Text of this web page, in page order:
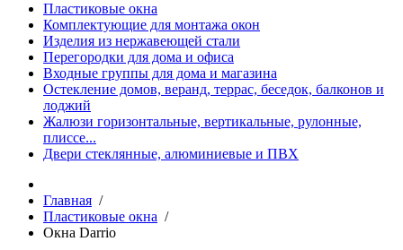
Пластиковые окна
Комплектующие для монтажа окон
Изделия из нержавеющей стали
Перегородки для дома и офиса
Входные группы для дома и магазина
Остекление домов, веранд, террас, беседок, балконов и
лоджий
Жалюзи горизонтальные, вертикальные, рулонные,
плиссе...
Двери стеклянные, алюминиевые и ПВХ
Главная /
Пластиковые окна /
Окна Darrio